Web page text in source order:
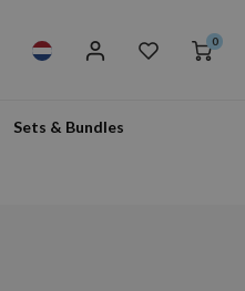
0
Sets & Bundles